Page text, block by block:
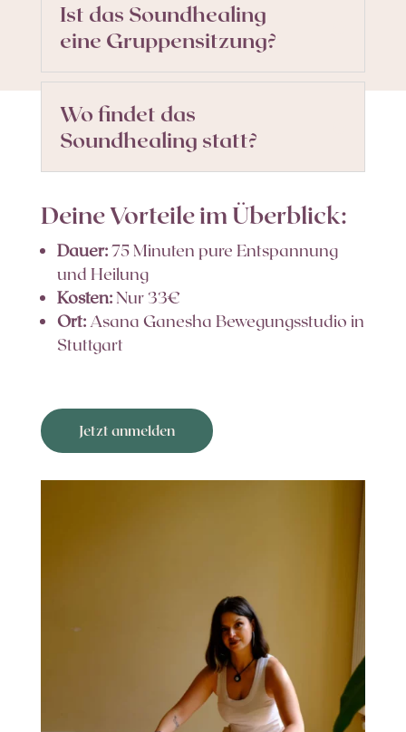
Ist das Soundhealing
eine Gruppensitzung?
Wo findet das
Soundhealing statt?
Deine Vorteile im Überblick:
Dauer:75 Minuten pure Entspannung
und Heilung
Kosten:Nur 33€
Ort:Asana Ganesha Bewegungsstudio in
Stuttgart
Jetzt anmelden